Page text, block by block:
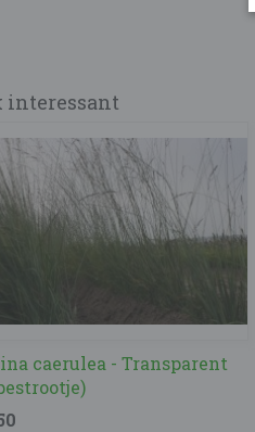
interessant
caerulea - Transparent